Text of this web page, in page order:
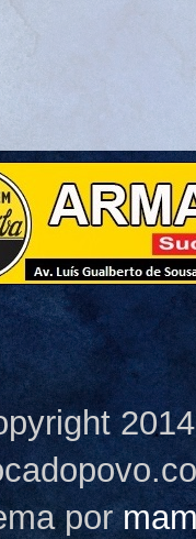
por